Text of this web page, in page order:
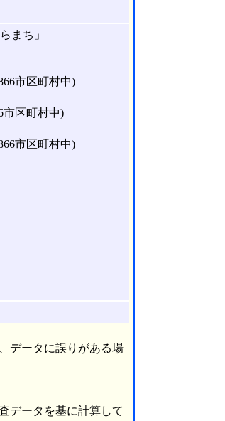
まち」
市区町村中)
市区町村中)
市区町村中)
データに誤りがある場
データを基に計算して